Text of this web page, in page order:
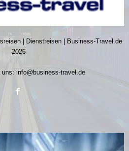
| Dienstreisen | Business-Travel.de
2026
uns: info@business-travel.de